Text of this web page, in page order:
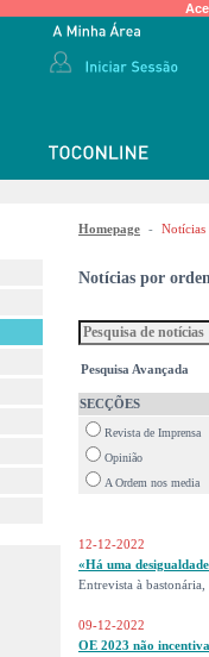
Homepage -
Notícias por
Pesquisa Avançada
SECÇÕES
Revista de Imprensa
Opinião
A Ordem nos media
12-12-2022
«Há uma
Entrevista à bastonária,
09-12-2022
OE 2023 não